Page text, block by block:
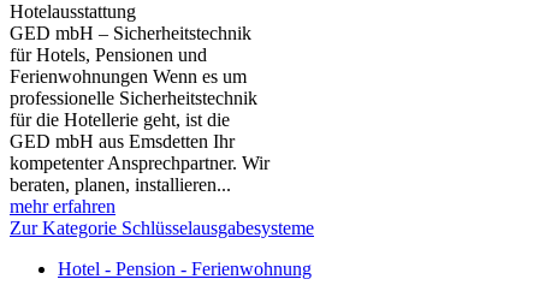
Hotelausstattung
GED mbH – Sicherheitstechnik
für Hotels, Pensionen und
Ferienwohnungen Wenn es um
professionelle Sicherheitstechnik
für die Hotellerie geht, ist die
GED mbH aus Emsdetten Ihr
kompetenter Ansprechpartner. Wir
beraten, planen, installieren...
mehr erfahren
Zur Kategorie Schlüsselausgabesysteme
Hotel - Pension - Ferienwohnung